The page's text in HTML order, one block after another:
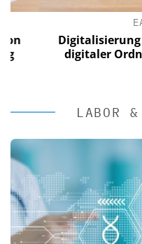
EASY
Digitalisierung im
digitaler
LABOR